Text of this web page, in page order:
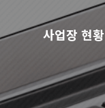
사업장 현황